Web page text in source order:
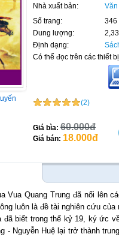
Nhà xuất bản:
Văn
Số trang:
346
Dung lượng:
Định dạng:
Có thể đọc trên các thiết
(2)
Giá bìa: 60.000đ
Giá bán: 18.000đ
Vua Quang Trung đã nổi lên
luôn là đề tài nghiên cứu
đã biết trong thế kỷ 19, ký ức
- Nguyễn Huệ lại trở thành